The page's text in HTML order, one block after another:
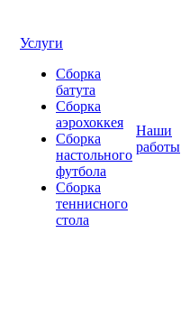
Услуги
Сборка
батута
Сборка
аэрохоккея
Сборка
настольного
футбола
Сборка
теннисного
стола
Наши
работы